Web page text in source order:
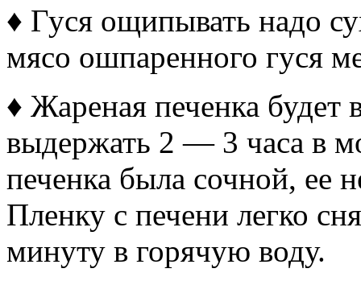
♦ Гуся ощипывать надо
мясо ошпаренного гуся
♦ Жареная печенка будет
выдержать 2 — 3 часа в
печенка была сочной, ее
Пленку с печени легко
минуту в горячую воду.